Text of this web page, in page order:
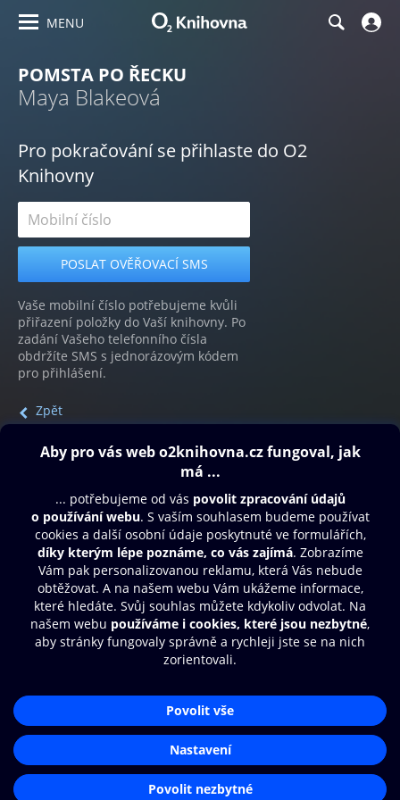
MENU
POMSTA PO ŘECKU
Maya Blakeová
Pro pokračování se přihlaste do O2
Knihovny
Vaše mobilní číslo potřebujeme kvůli
přiřazení položky do Vaší knihovny. Po
zadání Vašeho telefonního čísla
obdržíte SMS s jednorázovým kódem
pro přihlášení.
Zpět
Obsah ke stažení
Moje O2 Knihovna
Další zábava
© O2 Czech Republic a.s.
Přístupnost
Zásady zpracování osobních údajů
Nastavení cookies
Aplikace O2 Knihovna
Čti a poslouchej své e-knihy a
audioknihy rychleji a pohodlněji.